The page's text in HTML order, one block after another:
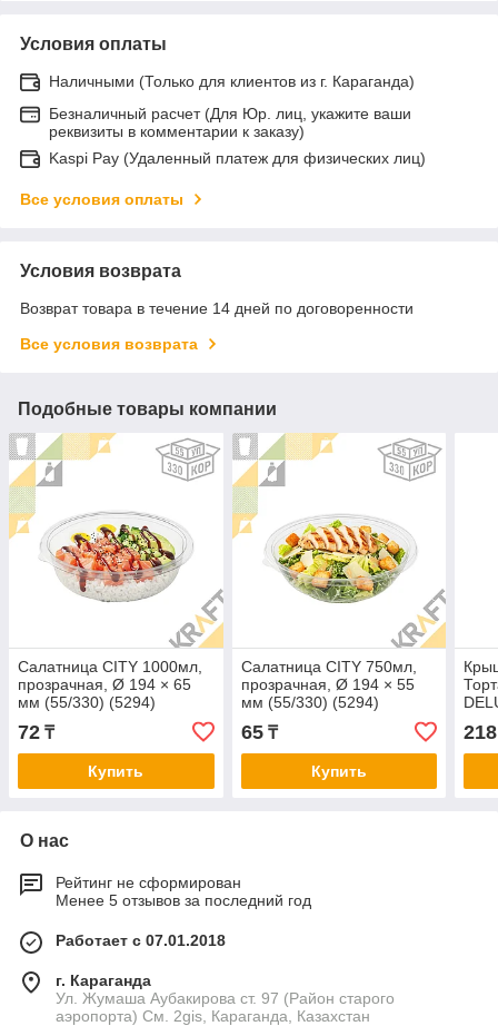
Условия оплаты
Наличными (Только для клиентов из г. Караганда)
Безналичный расчет (Для Юр. лиц, укажите ваши
реквизиты в комментарии к заказу)
Kaspi Pay (Удаленный платеж для физических лиц)
Все условия оплаты
Условия возврата
Возврат товара в течение 14 дней по договоренности
Все условия возврата
Подобные товары компании
Салатница CITY 1000мл,
прозрачная, Ø 194 × 65
мм (55/330) (5294)
72 ₸
Купить
Салатница CITY 750мл,
прозрачная, Ø 194 × 55
мм (55/330) (5294)
65₸
Купить
(35/
218
О нас
Рейтинг не сформирован
Менее 5 отзывов за последний год
Работает с 07.01.2018
г. Караганда
Ул. Жумаша Аубакирова ст. 97 (Район старого
аэропорта) См. 2gis, Караганда, Казахстан